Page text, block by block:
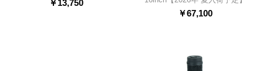
￥13,750
￥67,100